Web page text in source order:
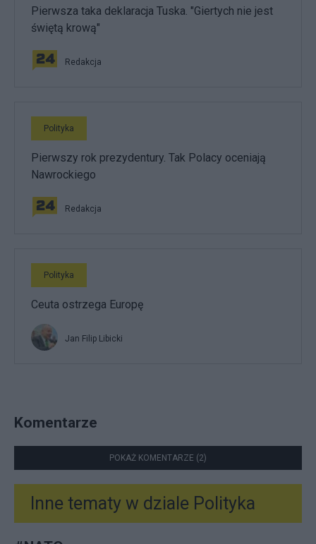
Pierwsza taka deklaracja Tuska. "Giertych nie jest
świętą krową"
Redakcja
Polityka
Pierwszy rok prezydentury. Tak Polacy oceniają
Nawrockiego
Redakcja
Polityka
Ceuta ostrzega Europę
Jan Filip Libicki
Komentarze
POKAŻ KOMENTARZE (2)
Inne tematy w dziale Polityka